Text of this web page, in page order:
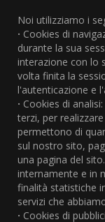
Noi utilizziamo i
· Cookies di
durante la sua
interazione con lo
volta finita la
l'autenticazione e
· Cookies di
terzi, per
permettono di
sul nostro sito,
una pagina del
internamente e in
finalità statistiche
servizi che
· Cookies di